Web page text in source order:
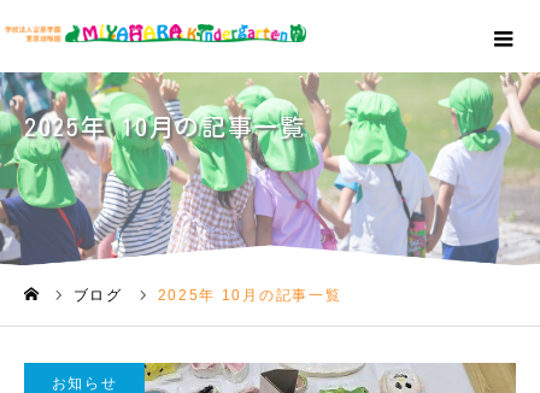
2025年 10月の記事一覧
ブログ 2025年 10月の記事一覧
お知らせ